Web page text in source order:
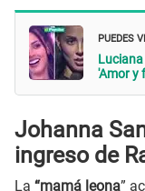
PUEDES
'Amor y
Johanna
ingreso de
La “mamá leona”